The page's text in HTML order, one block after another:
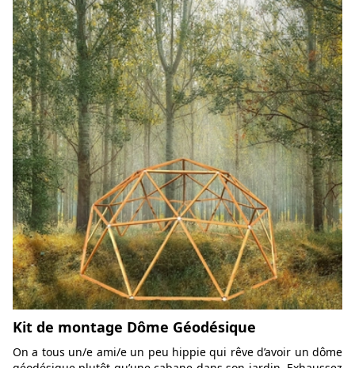
Kit de montage Dôme Géodésique
On a tous un/e ami/e un peu hippie qui rêve d’avoir un dôme
géodésique plutôt qu’une cabane dans son jardin. Exhaussez